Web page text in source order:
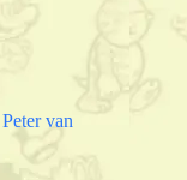
Peter van